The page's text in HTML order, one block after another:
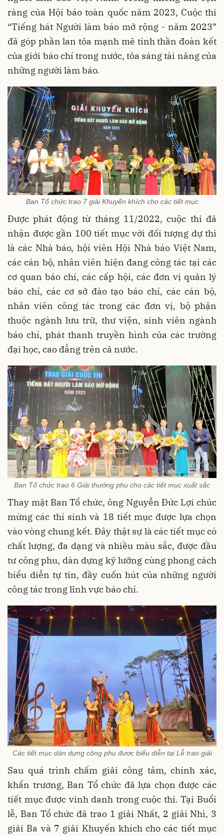
ràng của Hội báo toàn quốc năm 2023, Cuộc thi
“Tiếng hát Người làm báo mở rộng - năm 2023”
đã góp phần lan tỏa mạnh mẽ tinh thần đoàn kết
của giới báo chí trong nước, tỏa sáng tài năng của
những người làm báo.
Ban Tổ chức trao 7 giải Khuyến khích cho các tiết mục
Được phát động từ tháng 11/2022, cuộc thi đã
nhận được gần 100 tiết mục với đối tượng dự thi
là các Nhà báo, hội viên Hội Nhà báo Việt Nam,
các cán bộ, nhân viên hiện đang công tác tại các
cơ quan báo chí, các cấp hội, các đơn vị quản lý
báo chí, các cơ sở đào tạo báo chí, các cán bộ,
nhân viên công tác trong các đơn vị, bộ phận
thuộc ngành lưu trữ, thư viện, sinh viên ngành
báo chí, phát thanh truyền hình của các trường
đại học, cao đẳng trên cả nước.
Ban Tổ chức trao 6 Giải thưởng phụ cho các tiết mục xuất sắc
Thay mặt Ban Tổ chức, ông Nguyễn Đức Lợi chúc
mừng các thí sinh và 18 tiết mục được lựa chọn
vào vòng chung kết. Đây thật sự là các tiết mục có
chất lượng, đa dạng và nhiều màu sắc, được đầu
tư công phu, dàn dựng kỹ lưỡng cùng phong cách
biểu diễn tự tin, đầy cuốn hút của những người
công tác trong lĩnh vực báo chí.
Các tiết mục dàn dựng công phu được biểu diễn tại Lễ trao giải
Sau quá trình chấm giải công tâm, chính xác,
khẩn trương, Ban Tổ chức đã lựa chọn được các
tiết mục được vinh danh trong cuộc thi. Tại Buổi
lễ, Ban Tổ chức đã trao 1 giải Nhất, 2 giải Nhì, 3
giải Ba và 7 giải Khuyến khích cho các tiết mục